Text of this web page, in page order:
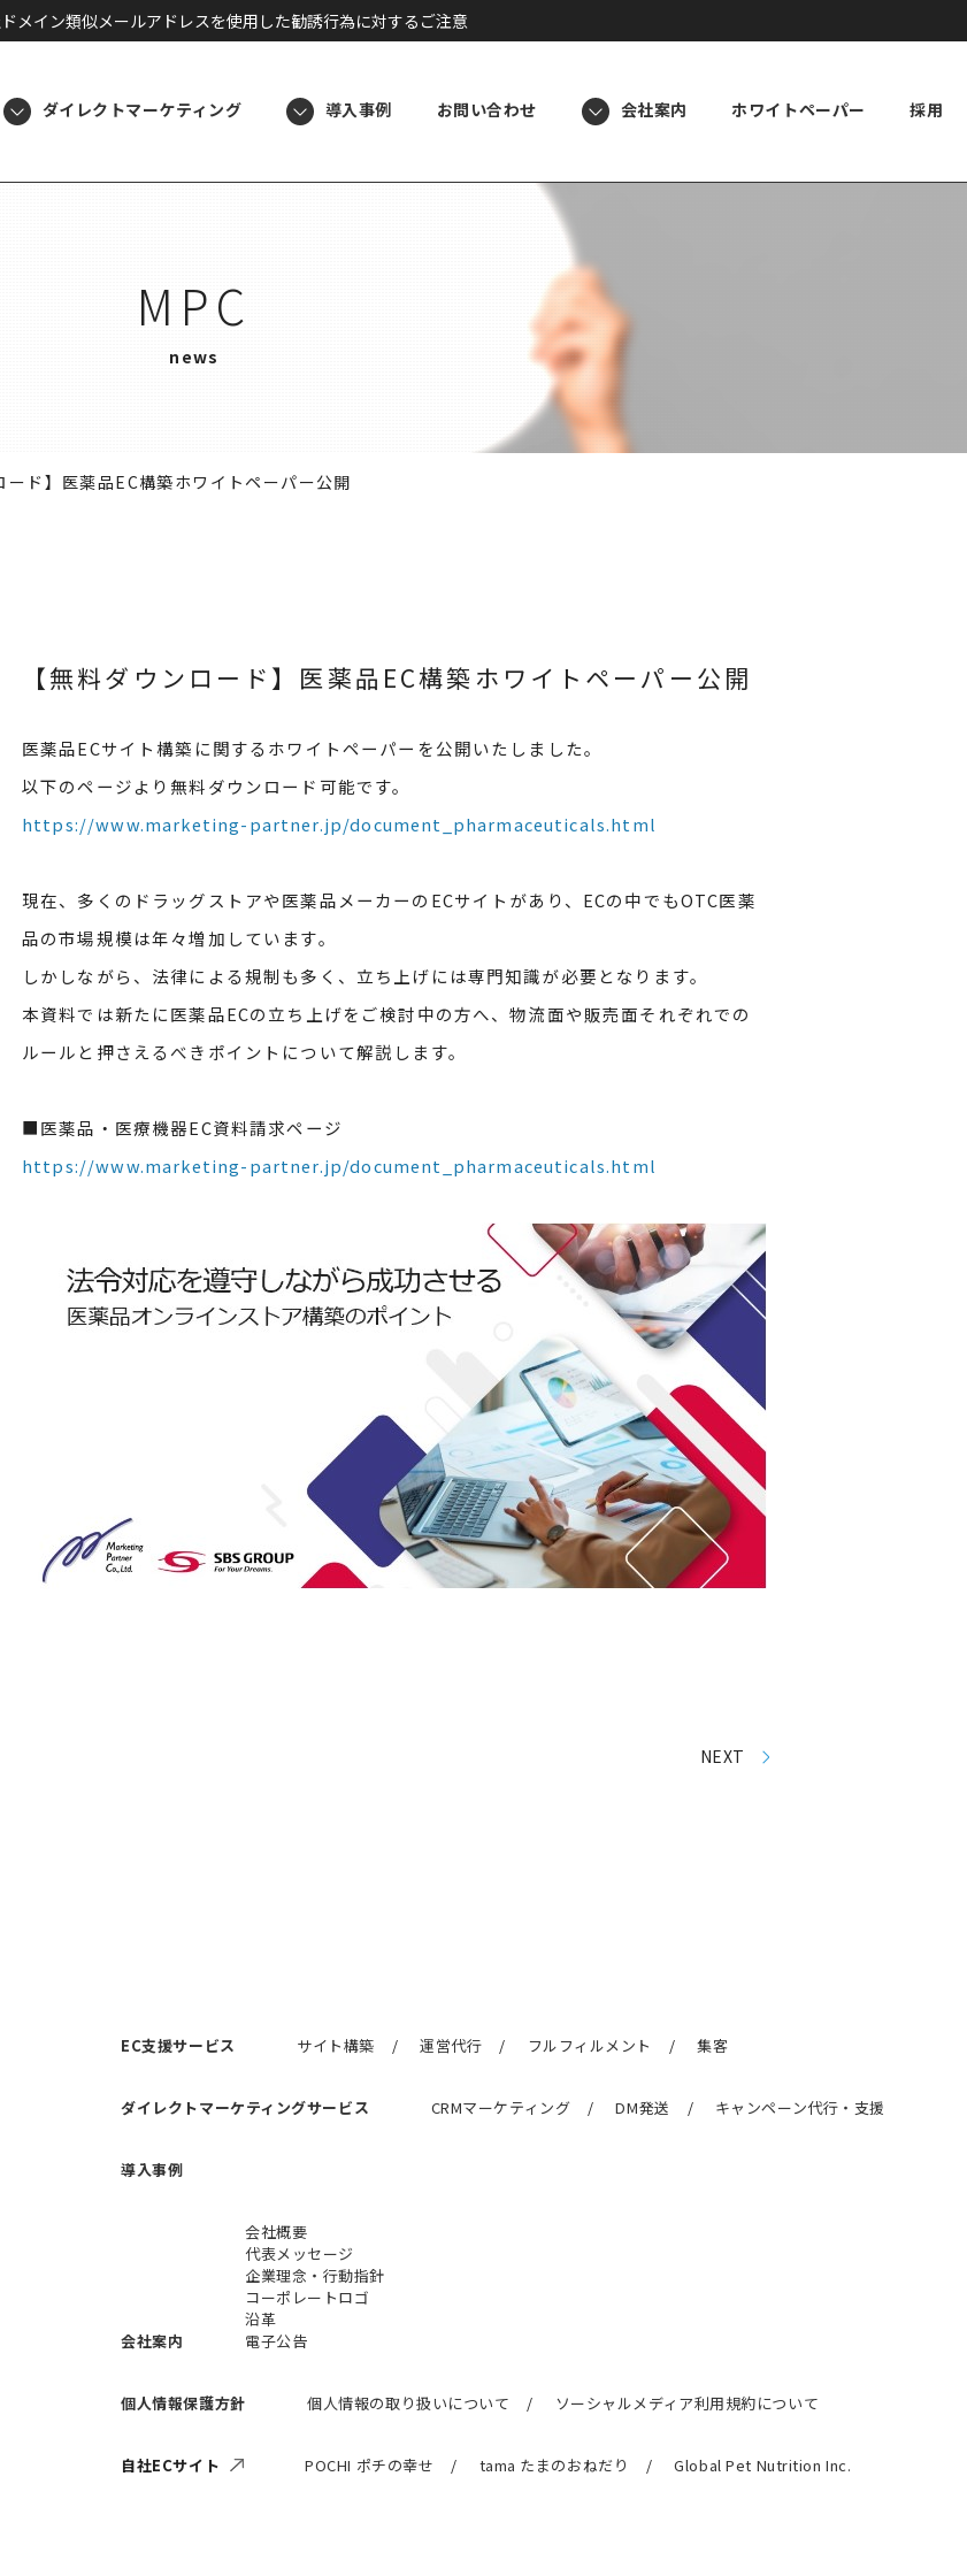
メイン類似メールアドレスを使用した勧誘行為に対するご注意
ダイレクトマーケティング 導入事例 お問い合わせ 会社案内 ホワイトペーパー 採用
MPC
news
ード】医薬品EC構築ホワイトペーパー公開
【無料ダウンロード】医薬品EC構築ホワイトペーパー公開
医薬品ECサイト構築に関するホワイトペーパーを公開いたしました。
以下のページより無料ダウンロード可能です。
https://www.marketing-partner.jp/document_pharmaceuticals.html
現在、多くのドラッグストアや医薬品メーカーのECサイトがあり、ECの中でもOTC医薬
品の市場規模は年々増加しています。
しかしながら、法律による規制も多く、立ち上げには専門知識が必要となります。
本資料では新たに医薬品ECの立ち上げをご検討中の方へ、物流面や販売面それぞれでの
ルールと押さえるべきポイントについて解説します。
■医薬品・医療機器EC資料請求ページ
https://www.marketing-partner.jp/document_pharmaceuticals.html
NEXT
EC支援サービス サイト構築 運営代行 フルフィルメント 集客
ダイレクトマーケティングサービス CRMマーケティング DM発送 キャンペーン代行・支援
導入事例
会社案内
会社概要
代表メッセージ
企業理念・行動指針
コーポレートロゴ
沿革
電子公告
個人情報保護方針 個人情報の取り扱いについて ソーシャルメディア利用規約について
自社ECサイト POCHI ポチの幸せ tama たまのおねだり Global Pet Nutrition Inc.